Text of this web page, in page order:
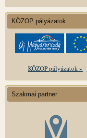
KÖZOP pályázatok
KÖZOP pályázatok »
Szakmai partner